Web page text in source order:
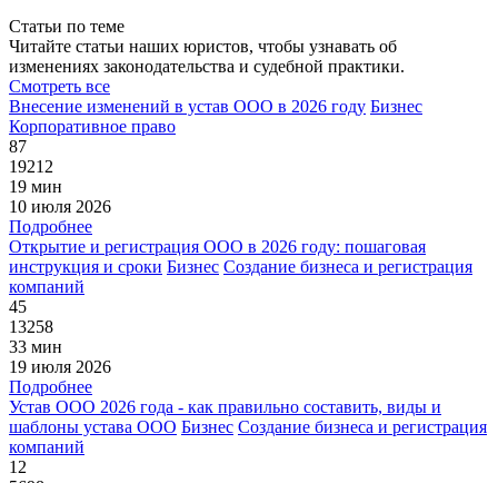
Статьи по теме
Читайте статьи наших юристов, чтобы узнавать об
изменениях законодательства и судебной практики.
Смотреть все
Внесение изменений в устав ООО в 2026 году Бизнес
Корпоративное право
87
19212
19 мин
10 июля 2026
Подробнее
Открытие и регистрация ООО в 2026 году: пошаговая
инструкция и сроки Бизнес Создание бизнеса и регистрация
компаний
45
13258
33 мин
19 июля 2026
Подробнее
Устав ООО 2026 года - как правильно составить, виды и
шаблоны устава ООО Бизнес Создание бизнеса и регистрация
компаний
12